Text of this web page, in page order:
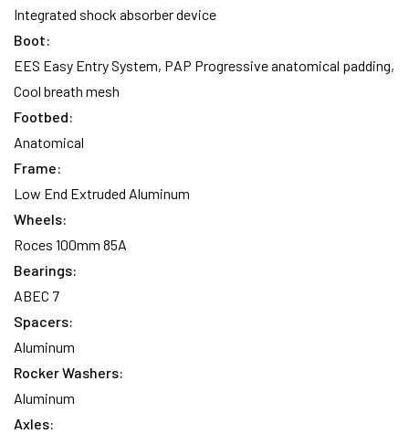
Integrated shock absorber device
Boot:
EES Easy Entry System, PAP Progressive anatomical padding,
Cool breath mesh
Footbed:
Anatomical
Frame:
Low End Extruded Aluminum
Wheels:
Roces 100mm 85A
Bearings:
ABEC 7
Spacers:
Aluminum
Rocker Washers:
Aluminum
Axles: